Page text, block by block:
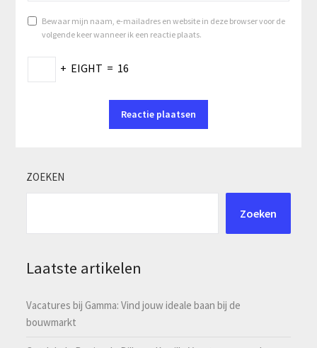
Bewaar mijn naam, e-mailadres en website in deze browser voor de
volgende keer wanneer ik een reactie plaats.
+ EIGHT = 16
ZOEKEN
Zoeken
Laatste artikelen
Vacatures bij Gamma: Vind jouw ideale baan bij de
bouwmarkt